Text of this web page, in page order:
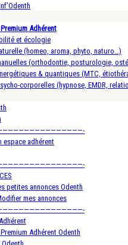
Adhérent
et écologie
(homeo, aroma, phyto, naturo…)
(orthodontie, posturologie,
& quantiques (MTC,
corporelles (hypnose, EMDR,
espace adhérent
petites annonces Odenth
mes annonces
Adhérent Odenth